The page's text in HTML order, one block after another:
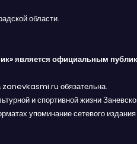
области.
является официальным
zanevkasmi.ru обязательна.
и спортивной жизни
упоминание сетевого